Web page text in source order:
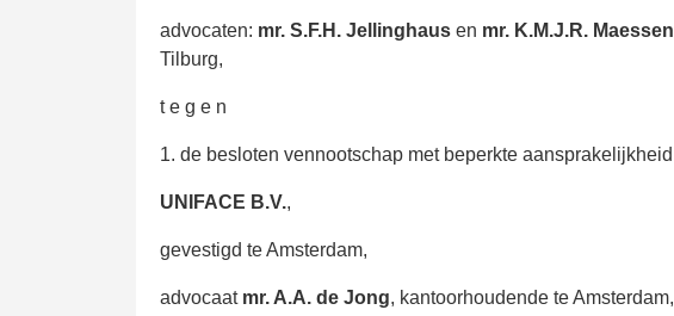
advocaten: mr. S.F.H. Jellinghaus en mr. K.M.J.R. Maessen
Tilburg,
t e g e n
1. de besloten vennootschap met beperkte aansprakelijkheid
UNIFACE B.V.,
gevestigd te Amsterdam,
advocaat mr. A.A. de Jong, kantoorhoudende te Amsterdam,